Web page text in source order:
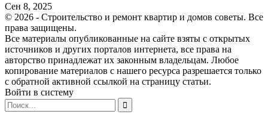
Сен 8, 2025
© 2026 - Строительство и ремонт квартир и домов советы. Все
права защищены.
Все материалы опубликованные на сайте взяты с открытых
источников и других порталов интернета, все права на
авторство принадлежат их законным владельцам. Любое
копирование материалов с нашего ресурса разрешается только
с обратной активной ссылкой на страницу статьи.
Войти в систему